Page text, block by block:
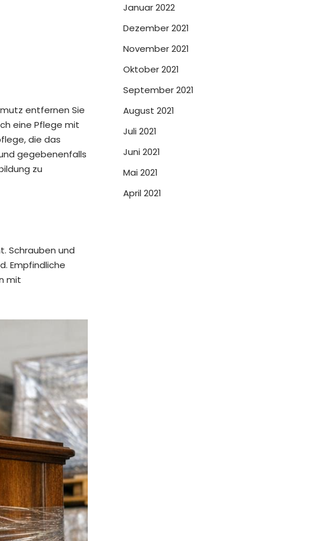
entfernen Sie
eine Pflege mit
die das
gegebenenfalls
zu
Schrauben und
Empfindliche
mit
Januar 2022
Dezember 2021
November 2021
Oktober 2021
September 2021
August 2021
Juli 2021
Juni 2021
Mai 2021
April 2021